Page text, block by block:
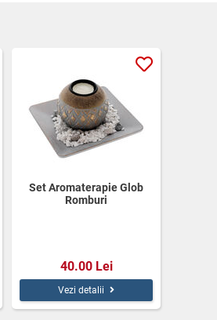
Set Aromaterapie Glob
Romburi
40.00 Lei
Vezi detalii